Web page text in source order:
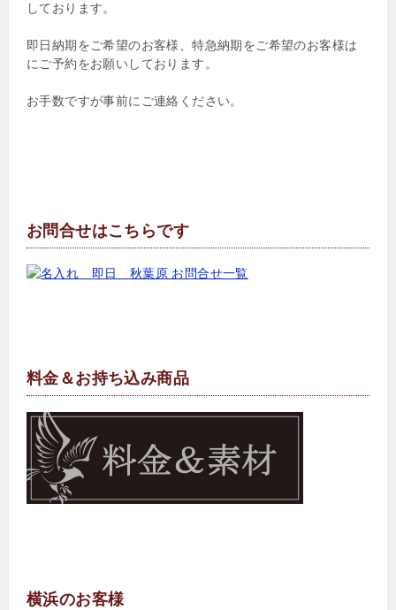
しております。
即日納期をご希望のお客様、特急納期をご希望のお客様は
にご予約をお願いしております。
お手数ですが事前にご連絡ください。
お問合せはこちらです
料金＆お持ち込み商品
横浜のお客様